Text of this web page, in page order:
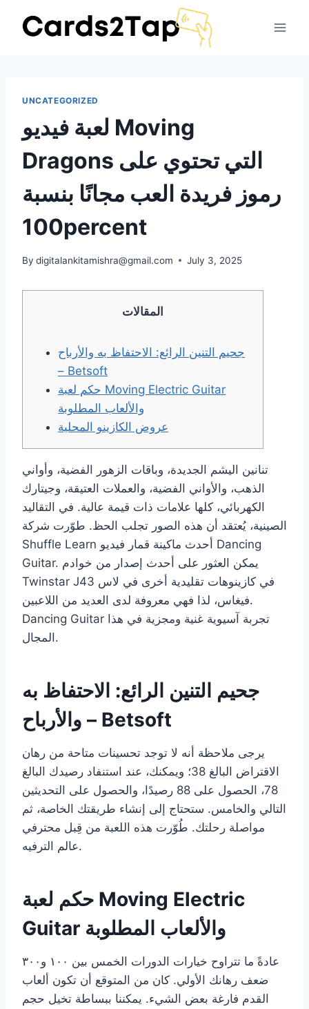
UNCATEGORIZED
لعبة فيديو Moving
Dragons التي تحتوي على
رموز فريدة العب مجانًا بنسبة
100percent
By digitalankitamishra@gmail.com July 3, 2025
المقالات
جحيم التنين الرائع: الاحتفاظ به والأرباح
– Betsoft
حكم لعبة Moving Electric Guitar
والألعاب المطلوبة
عروض الكازينو المحلية
تنانين اليشم الجديدة، وباقات الزهور الفضية، وأواني
الذهب، والأواني الفضية، والعملات العتيقة، وجيتارك
الكهربائي، كلها علامات ذات قيمة عالية. في التقاليد
الصينية، يُعتقد أن هذه الصور تجلب الحظ. طوّرت شركة
Shuffle Learn أحدث ماكينة قمار فيديو Dancing
Guitar. يمكن العثور على أحدث إصدار من خوادم
Twinstar J43 في كازينوهات تقليدية أخرى في لاس
فيغاس، لذا فهي معروفة لدى العديد من اللاعبين.
Dancing Guitar تجربة آسيوية غنية ومجزية في هذا
المجال.
جحيم التنين الرائع: الاحتفاظ به
والأرباح – Betsoft
يرجى ملاحظة أنه لا توجد تحسينات متاحة من رهان
الاقتراض البالغ 38؛ ويمكنك، عند استنفاد رصيدك البالغ
78، الحصول على 88 رصيدًا، والحصول على التحديثين
التالي والخامس. ستحتاج إلى إنشاء طريقتك الخاصة، ثم
مواصلة رحلتك. طُوّرت هذه اللعبة من قِبل محترفي
عالم الترفيه.
حكم لعبة Moving Electric
Guitar والألعاب المطلوبة
عادةً ما تتراوح خيارات الدورات الخمس بين ١٠٠ و٣٠٠
ضعف رهانك الأولي. كان من المتوقع أن تكون ألعاب
القدم فارغة بعض الشيء. يمكننا ببساطة تخيل حجم